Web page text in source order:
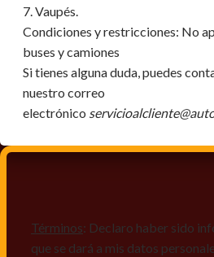
7. Vaupés.
Condiciones y restricciones: No
buses y camiones
Si tienes alguna duda, puedes
nuestro correo
electrónico
Términos: Declaro haber sido
que se dará a mis datos